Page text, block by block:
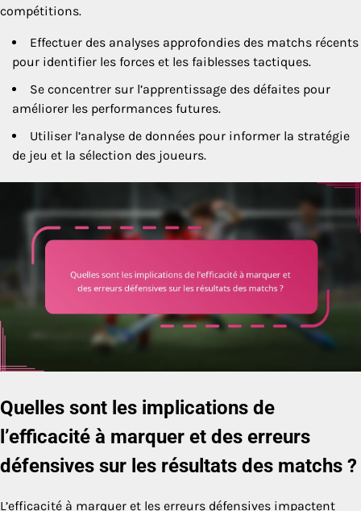
compétitions.
Effectuer des analyses approfondies des matchs récents
pour identifier les forces et les faiblesses tactiques.
Se concentrer sur l’apprentissage des défaites pour
améliorer les performances futures.
Utiliser l’analyse de données pour informer la stratégie
de jeu et la sélection des joueurs.
Quelles sont les implications de
l’efficacité à marquer et des erreurs
défensives sur les résultats des matchs ?
L’efficacité à marquer et les erreurs défensives impactent